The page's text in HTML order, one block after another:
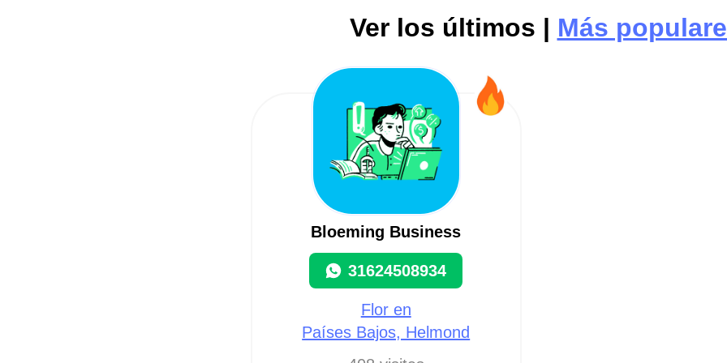
Ver los últimos | Más
Bloeming Business
31624508934
Flor en
Países Bajos, Helmond